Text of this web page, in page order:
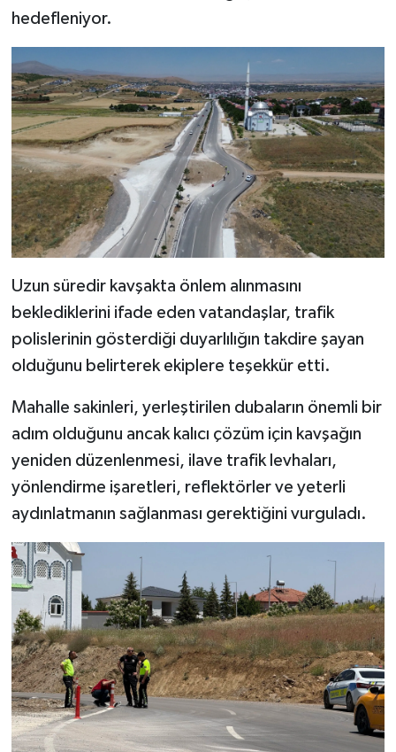
hedefleniyor.
Uzun süredir kavşakta önlem alınmasını
beklediklerini ifade eden vatandaşlar, trafik
polislerinin gösterdiği duyarlılığın takdire şayan
olduğunu belirterek ekiplere teşekkür etti.
Mahalle sakinleri, yerleştirilen dubaların önemli bir
adım olduğunu ancak kalıcı çözüm için kavşağın
yeniden düzenlenmesi, ilave trafik levhaları,
yönlendirme işaretleri, reflektörler ve yeterli
aydınlatmanın sağlanması gerektiğini vurguladı.